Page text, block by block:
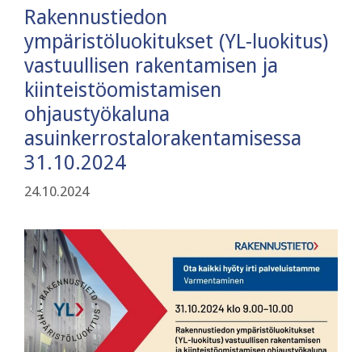
Rakennustiedon
ympäristöluokitukset (YL-luokitus)
vastuullisen rakentamisen ja
kiinteistöomistamisen
ohjaustyökaluna
asuinkerrostalorakentamisessa
31.10.2024
24.10.2024